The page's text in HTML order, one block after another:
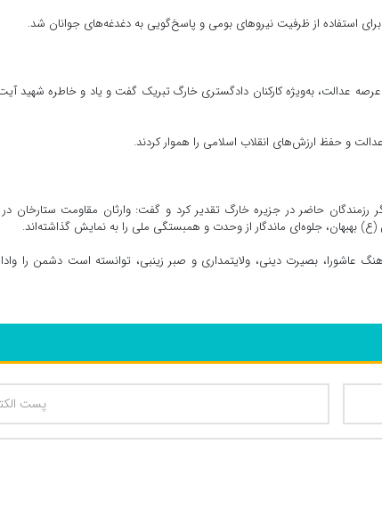
استفاده از ظرفیت نیروهای بومی و پاسخ‌گویی به دغدغه‌های جوانان شد.
عدالت، به‌ویژه کارکنان دادگستری خارگ تبریک گفت و یاد و خاطره شهید
عدالت و حفظ ارزش‌های انقلاب اسلامی را هموار کردند.
رزمندگان حاضر در جزیره خارگ تقدیر کرد و گفت: وارثان مقاومت ستارخان در
بهبهان، جلوه‌ای ماندگار از وحدت و همبستگی ملی را به نمایش گذاشته‌اند.
عاشورا، بصیرت دینی، ولایتمداری و صبر زینبی، توانسته است دشمن را